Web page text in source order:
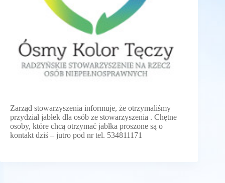
Zarząd stowarzyszenia informuje, że otrzymaliśmy
przydział jabłek dla osób ze stowarzyszenia . Chętne
osoby, które chcą otrzymać jabłka proszone są o
kontakt dziś – jutro pod nr tel. 534811171